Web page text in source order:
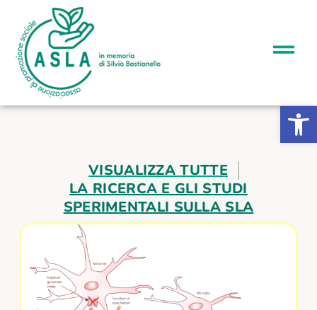
Apri la
VISUALIZZA TUTTE
LA RICERCA E GLI STUDI
SPERIMENTALI SULLA SLA